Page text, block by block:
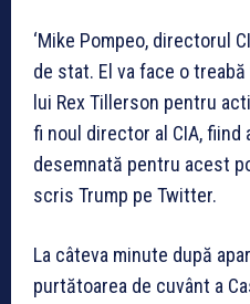
‘Mike Pompeo, directorul
de stat. El va face o
lui Rex Tillerson pentru
fi noul director al CIA,
desemnată pentru acest
scris Trump pe Twitter.
La câteva minute după
purtătoarea de cuvânt a